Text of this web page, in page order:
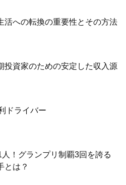
活への転換の重要性とその方法
投資家のための安定した収入源
ドライバー
人！グランプリ制覇3回を誇る
とは？